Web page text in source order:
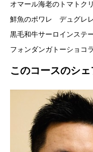
オマール海老のトマトク
鮮魚のポワレ デュグレ
黒毛和牛サーロインステ
フォンダンガトーショコ
このコースのシェ